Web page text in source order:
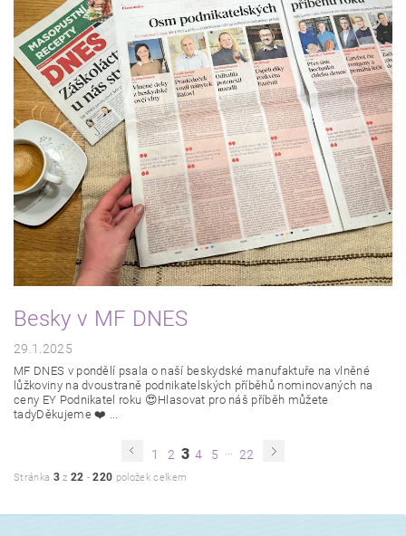
Besky v MF DNES
29.1.2025
MF DNES v pondělí psala o naší beskydské manufaktuře na vlněné
lůžkoviny na dvoustraně podnikatelských příběhů nominovaných na
ceny EY Podnikatel roku 😍Hlasovat pro náš příběh můžete
tadyDěkujeme ❤️ ...
1 2 3 4 5 22
Stránka 3z 22 -220 položek celkem